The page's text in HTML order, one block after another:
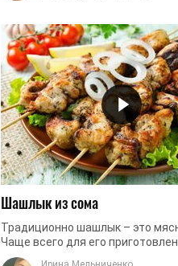
Шашлык из сома
Традиционно шашлык – это
Чаще всего для его
используют свинину, баранину,